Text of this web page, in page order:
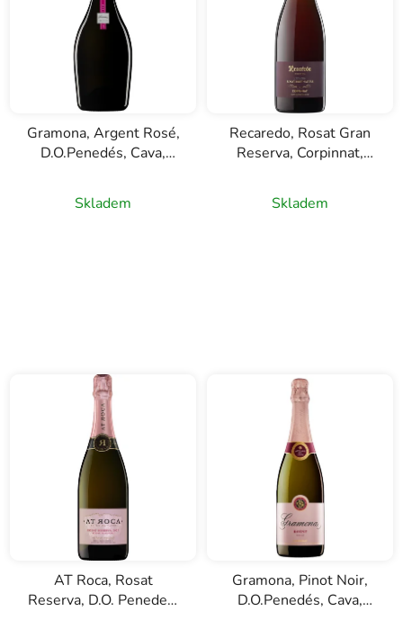
Gramona, Argent Rosé,
D.O.Penedés, Cava,
0,75l
Skladem
Recaredo, Rosat Gran
Reserva, Corpinnat,
0,75l
Skladem
AT Roca, Rosat
Reserva, D.O. Penedes,
Gramona, Pinot Noir,
D.O.Penedés, Cava,